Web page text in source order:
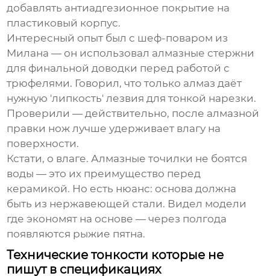
добавлять антиадгезионное покрытие на
пластиковый корпус.
Интересный опыт был с шеф-поваром из
Милана — он использовал алмазные стержни
для финальной доводки перед работой с
трюфелями. Говорил, что только алмаз даёт
нужную 'липкость' лезвия для тонкой нарезки.
Проверили — действительно, после алмазной
правки нож лучше удерживает влагу на
поверхности.
Кстати, о влаге. Алмазные точилки не боятся
воды — это их преимущество перед
керамикой. Но есть нюанс: основа должна
быть из нержавеющей стали. Видел модели
где экономят на основе — через полгода
появляются рыжие пятна.
Технические тонкости которые не
пишут в спецификациях